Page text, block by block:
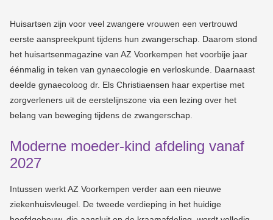
Huisartsen zijn voor veel zwangere vrouwen een vertrouwd
eerste aanspreekpunt tijdens hun zwangerschap. Daarom stond
het huisartsenmagazine van AZ Voorkempen het voorbije jaar
éénmalig in teken van gynaecologie en verloskunde. Daarnaast
deelde gynaecoloog dr. Els Christiaensen haar expertise met
zorgverleners uit de eerstelijnszone via een lezing over het
belang van beweging tijdens de zwangerschap.
Moderne moeder-kind afdeling vanaf
2027
Intussen werkt AZ Voorkempen verder aan een nieuwe
ziekenhuisvleugel. De tweede verdieping in het huidige